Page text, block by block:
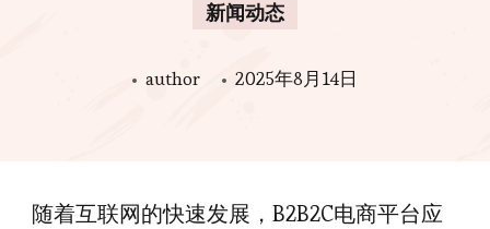
新闻动态
author 2025年8月14日
随着互联网的快速发展，B2B2C电商平台应